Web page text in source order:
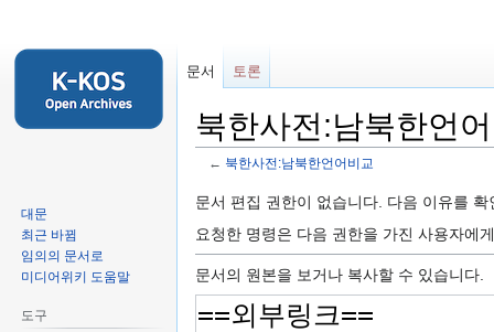
북한사전:남북한언
← 북한사전:남북한언어비교
둘
러
기
로
가
검
색
러
가
기
문서 편집 권한이 없습니다. 다음 이유를 확
요청한 명령은 다음 권한을 가진 사용자에
문서의 원본을 보거나 복사할 수 있습니다.
문서 토론
대문
최근 바뀜
임의의 문서로
미디어위키 도움말
도구